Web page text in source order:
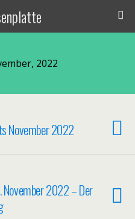
2022
November 2022
November 2022 – Der